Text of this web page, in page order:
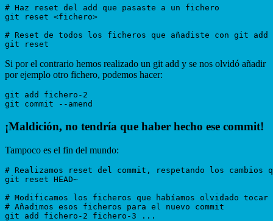
# Haz reset del add que pasaste a un fichero
git reset <fichero>
# Reset de todos los ficheros que añadiste con git add
Si por el contrario hemos realizado un git add y se nos olvidó añadir
por ejemplo otro fichero, podemos hacer:
git add fichero-2
¡Maldición, no tendría que haber hecho ese commit!
Tampoco es el fin del mundo:
# Realizamos reset del commit, respetando los cambios
git reset HEAD~
# Modificamos los ficheros que habíamos olvidado tocar
# Añadimos esos ficheros para el nuevo commit
git add fichero-2 fichero-3 ...